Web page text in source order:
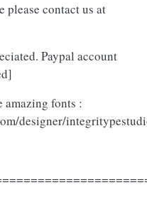
please contact us at
Paypal account
amazing fonts :
designer/